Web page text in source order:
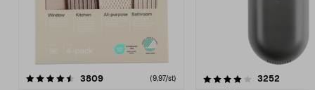
3809recensioner (9,97/st)
4.0av 5 stjärnor 3252
4.5av 5 stjärnor